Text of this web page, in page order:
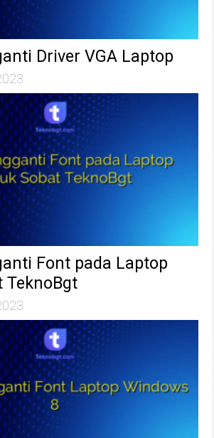
Driver VGA Laptop
Font pada Laptop
TeknoBgt